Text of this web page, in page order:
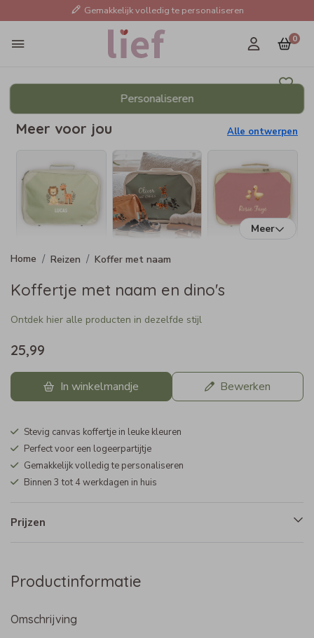
Gemakkelijk volledig te personaliseren
0
Personaliseren
Meer voor jou Alle ontwerpen
Meer
Reizen Koffer met naam
Koffertje met naam en dino's
Ontdek hier alle producten in dezelfde stijl
25,99
In winkelmandje Bewerken
Stevig canvas koffertje in leuke kleuren
Perfect voor een logeerpartijtje
Gemakkelijk volledig te personaliseren
Binnen 3 tot 4 werkdagen in huis
Prijzen
Productinformatie
Omschrijving